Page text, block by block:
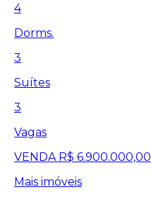
4
Dorms.
3
Suítes
3
Vagas
VENDA R$ 6.900.000,00
Mais imóveis